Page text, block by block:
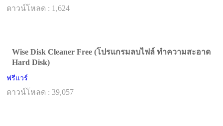
ดาวน์โหลด : 1,624
Wise Disk Cleaner Free (โปรแกรมลบไฟล์ ทำความสะอาด
Hard Disk)
ฟรีแวร์
ดาวน์โหลด : 39,057